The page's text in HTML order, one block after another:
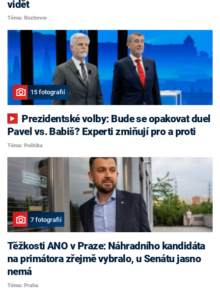
vidět
Téma: Rozhovor
15 fotografií
Pavel vs. Babiš? Experti zmiňují pro a proti
Téma: Politika
7 fotografií
Těžkosti ANO v Praze: Náhradního kandidáta
na primátora zřejmě vybralo, u Senátu jasno
nemá
Téma: Praha